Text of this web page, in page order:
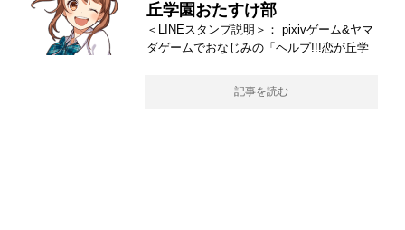
丘学園おたすけ部
＜LINEスタンプ説明＞： pixivゲーム&ヤマ
ダゲームでおなじみの「ヘルプ!!!恋が丘学
記事を読む